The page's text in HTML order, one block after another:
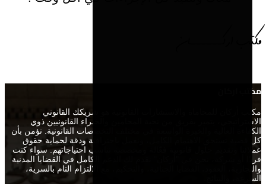
مكتب اركــــــان
مكتب اركان
مكتب أركان للمحاماة والاستشارات القانونية هو شريكك القانوني
الاستراتيجي، يتميز بفريق من نخبة المحامين والخبراء القانونيين ذوي
الكفاءة العالية والخبرة الواسعة في مختلف التخصصات القانونية. نؤمن بأن
كل قضية تستحق الاهتمام الكامل، ونعمل باحترافية ودقة لحماية حقوق
عملائنا وتقديم حلول قانونية فعّالة ومخصصة تناسب احتياجاتهم. سواء كنت
فردًا أو شركة، نحن في "أركان" نقدم لك الدعم الكامل في القضايا المدنية
والتجارية، العقود، القضايا الجنائية، والتحكيم، مع الالتزام التام بالسرية،
السرعة، والنتائج.